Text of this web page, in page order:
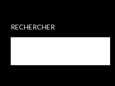
RECHERCHER